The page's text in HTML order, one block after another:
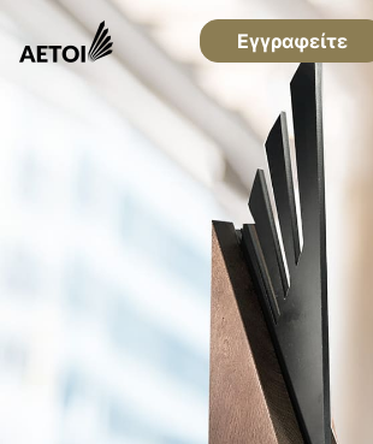
Εγγραφείτε